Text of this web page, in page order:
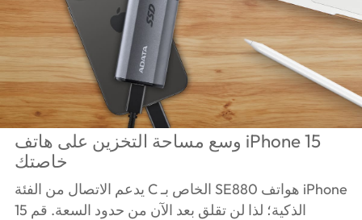
وسع مساحة التخزين على هاتف iPhone 15
خاصتك
يدعم الاتصال من الفئة C الخاص بـ SE880 هواتف iPhone
15 الذكية؛ لذا لن تقلق بعد الآن من حدود السعة. قم